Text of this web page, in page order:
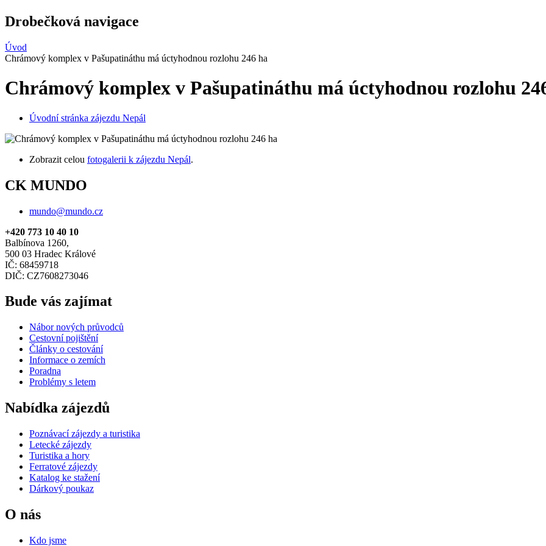
Drobečková navigace
Úvod
Chrámový komplex v Pašupatináthu má úctyhodnou rozlohu 246 ha
Chrámový komplex v Pašupatináthu má úctyhodnou rozlohu
Úvodní stránka zájezdu Nepál
Zobrazit celou fotogalerii k zájezdu Nepál.
CK MUNDO
mundo@mundo.cz
+420 773 10 40 10
Balbínova 1260,
500 03 Hradec Králové
IČ: 68459718
DIČ: CZ7608273046
Bude vás zajímat
Nábor nových průvodců
Cestovní pojištění
Články o cestování
Informace o zemích
Poradna
Problémy s letem
Nabídka zájezdů
Poznávací zájezdy a turistika
Letecké zájezdy
Turistika a hory
Ferratové zájezdy
Katalog ke stažení
Dárkový poukaz
O nás
Kdo jsme